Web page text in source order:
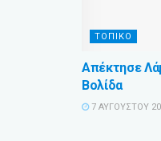
ΤΟΠΙΚΟ
Απέκτησε
Βολίδα
7 ΑΥΓΟΎΣΤΟΥ